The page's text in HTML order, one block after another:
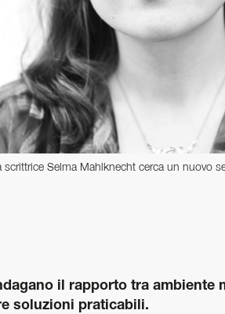
scrittrice Selma Mahlknecht cerca un nuovo
il rapporto tra
soluzioni praticabili.